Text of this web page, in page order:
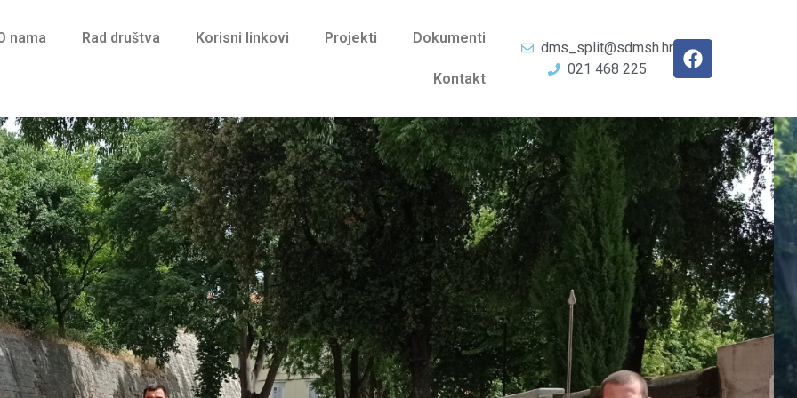
nama Rad društva Korisni linkovi Projekti Dokumenti
Kontakt
dms_split@sdmsh.hr
021 468 225